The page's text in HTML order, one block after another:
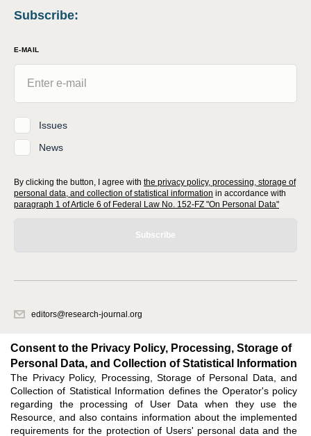
Subscribe:
E-MAIL
Issues
News
By clicking the button, I agree with the privacy policy, processing, storage of
personal data, and collection of statistical information in accordance with
paragraph 1 of Article 6 of Federal Law No. 152-FZ "On Personal Data"
Subscribe
editors@research-journal.org
office 1
Feedback
Consent to the Privacy Policy, Processing, Storage of
Personal Data, and Collection of Statistical Information
The Privacy Policy, Processing, Storage of Personal Data, and
Collection of Statistical Information defines the Operator's policy
regarding the processing of User Data when they use the
Resource, and also contains information about the implemented
requirements for the protection of Users' personal data and the